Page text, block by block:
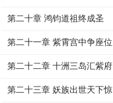
第二十章 鸿钧道祖终成圣
第二十一章 紫霄宫中争座位
第二十二章 十洲三岛汇紫府
第二十三章 妖族出世天下惊